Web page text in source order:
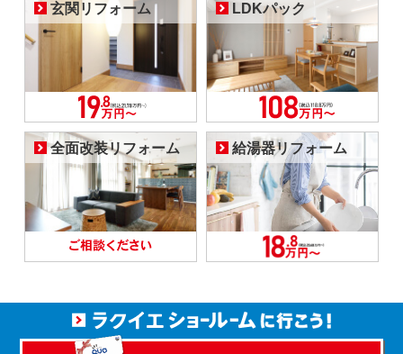
玄関リフォーム LDKパック
全面改装リフォーム 給湯器リフォーム